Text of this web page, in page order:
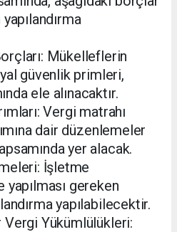
Mükelleflerin
güvenlik primleri,
ele alınacaktır.
Vergi matrahı
dair düzenlemeler
yer alacak.
İşletme
yapılması gereken
yapılabilecektir.
Vergi Yükümlülükleri: